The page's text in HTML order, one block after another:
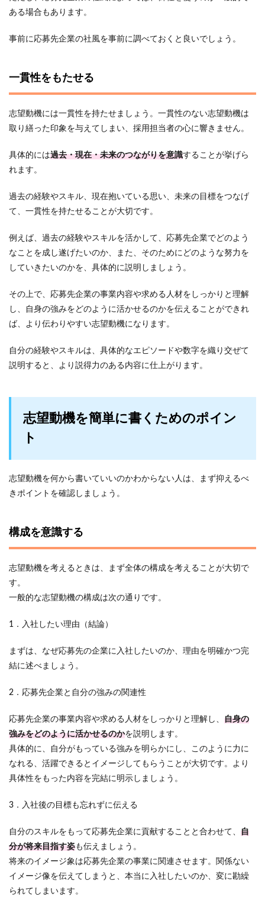
ある場合もあります。
事前に応募先企業の社風を事前に調べておくと良いでしょう。
一貫性をもたせる
志望動機には一貫性を持たせましょう。一貫性のない志望動機は
取り繕った印象を与えてしまい、採用担当者の心に響きません。
具体的には過去・現在・未来のつながりを意識することが挙げら
れます。
過去の経験やスキル、現在抱いている思い、未来の目標をつなげ
て、一貫性を持たせることが大切です。
例えば、過去の経験やスキルを活かして、応募先企業でどのよう
なことを成し遂げたいのか、また、そのためにどのような努力を
していきたいのかを、具体的に説明しましょう。
その上で、応募先企業の事業内容や求める人材をしっかりと理解
し、自身の強みをどのように活かせるのかを伝えることができれ
ば、より伝わりやすい志望動機になります。
自分の経験やスキルは、具体的なエピソードや数字を織り交ぜて
説明すると、より説得力のある内容に仕上がります。
志望動機を簡単に書くためのポイン
ト
志望動機を何から書いていいのかわからない人は、まず抑えるべ
きポイントを確認しましょう。
構成を意識する
志望動機を考えるときは、まず全体の構成を考えることが大切で
す。
一般的な志望動機の構成は次の通りです。
1．入社したい理由（結論）
まずは、なぜ応募先の企業に入社したいのか、理由を明確かつ完
結に述べましょう。
2．応募先企業と自分の強みの関連性
応募先企業の事業内容や求める人材をしっかりと理解し、 自身の
強みをどのように活かせるのかを説明します。
具体的に、自分がもっている強みを明らかにし、このように力に
なれる、活躍できるとイメージしてもらうことが大切です。より
具体性をもった内容を完結に明示しましょう。
3．入社後の目標も忘れずに伝える
自分のスキルをもって応募先企業に貢献することと合わせて、 自
分が将来目指す姿も伝えましょう。
将来のイメージ象は応募先企業の事業に関連させます。関係ない
イメージ像を伝えてしまうと、本当に入社したいのか、変に勘繰
られてしまいます。